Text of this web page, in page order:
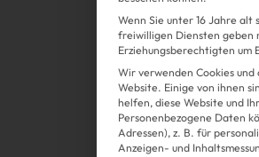
Wenn Sie unter 16 Jahre alt
freiwilligen Diensten geben
Erziehungsberechtigten um
Wir verwenden Cookies
Website. Einige von ihnen
helfen, diese Website und
Personenbezogene Daten
Adressen), z. B. für
Anzeigen- und